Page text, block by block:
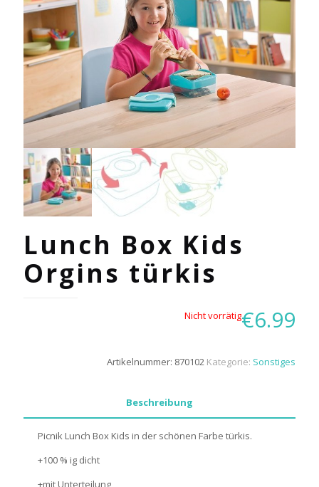
Lunch Box Kids
Orgins türkis
€6.99
Nicht vorrätig
Artikelnummer: 870102 Kategorie: Sonstiges
Beschreibung
Picnik Lunch Box Kids in der schönen Farbe türkis.
+100 % ig dicht
+mit Unterteilung